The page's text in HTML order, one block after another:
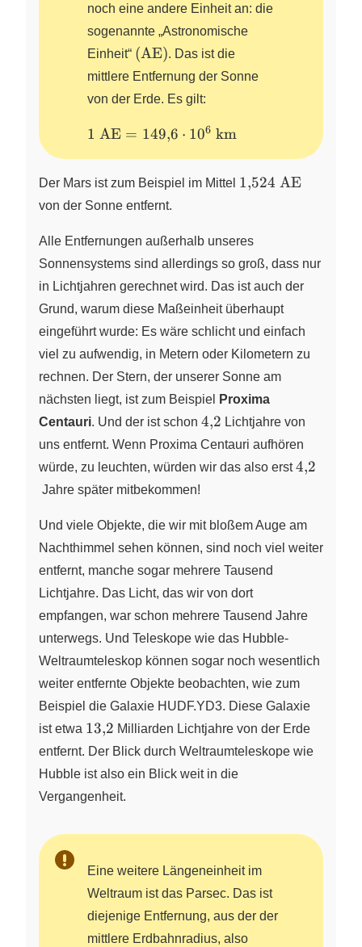
noch eine andere Einheit an: die
sogenannte „Astronomische
Einheit“ (\text{AE})
(AE). Das ist die
mittlere Entfernung der Sonne
von der Erde. Es gilt:
1~\text{AE}=149{,}6
1 AE = 149,6 ⋅ 106 km
Der Mars ist zum Beispiel im Mittel 1,524 AE
von der Sonne entfernt.
Alle Entfernungen außerhalb unseres
Sonnensystems sind allerdings so groß, dass nur
in Lichtjahren gerechnet wird. Das ist auch der
Grund, warum diese Maßeinheit überhaupt
eingeführt wurde: Es wäre schlicht und einfach
viel zu aufwendig, in Metern oder Kilometern zu
rechnen. Der Stern, der unserer Sonne am
nächsten liegt, ist zum Beispiel
Proxima
Centauri. Und der ist schon 4{,}2
4,2 Lichtjahre von
uns entfernt. Wenn Proxima Centauri aufhören
würde, zu leuchten, würden wir das also erst4{,}2
4,2
Jahre später mitbekommen!
Und viele Objekte, die wir mit bloßem Auge am
Nachthimmel sehen können, sind noch viel weiter
entfernt, manche sogar mehrere Tausend
Lichtjahre. Das Licht, das wir von dort
empfangen, war schon mehrere Tausend Jahre
unterwegs. Und Teleskope wie das Hubble-
Weltraumteleskop können sogar noch wesentlich
weiter entfernte Objekte beobachten, wie zum
Beispiel die Galaxie HUDF.YD3. Diese Galaxie
ist etwa 13{,}2
13,2 Milliarden Lichtjahre von der Erde
entfernt. Der Blick durch Weltraumteleskope wie
Hubble ist also ein Blick weit in die
Vergangenheit.
Eine weitere Längeneinheit im
Weltraum ist das Parsec. Das ist
diejenige Entfernung, aus der der
mittlere Erdbahnradius, also